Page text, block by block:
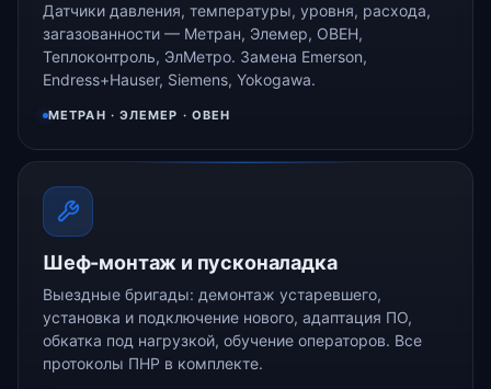
Датчики давления, температуры, уровня, расхода,
загазованности — Метран, Элемер, ОВЕН,
Теплоконтроль, ЭлМетро. Замена Emerson,
Endress+Hauser, Siemens, Yokogawa.
МЕТРАН · ЭЛЕМЕР · ОВЕН
Шеф-монтаж и пусконаладка
Выездные бригады: демонтаж устаревшего,
установка и подключение нового, адаптация ПО,
обкатка под нагрузкой, обучение операторов. Все
протоколы ПНР в комплекте.